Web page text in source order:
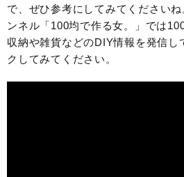
で、ぜひ参考にしてみてください
ンネル「100均で作る女。」では
収納や雑貨などのDIY情報を発信し
クしてみてください。